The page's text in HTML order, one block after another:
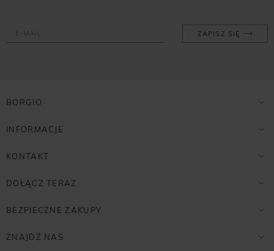
ZAPISZ SIĘ
BORGIO
INFORMACJE
KONTAKT
DOŁĄCZ TERAZ
BEZPIECZNE ZAKUPY
ZNAJDŹ NAS